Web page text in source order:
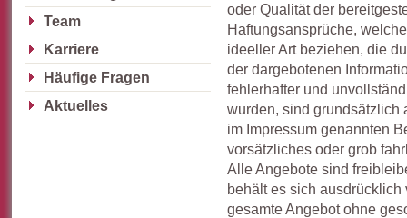
Team
Karriere
Häufige Fragen
Aktuelles
oder Qualität der
Haftungsansprüche,
ideeller Art beziehen, die
der dargebotenen
fehlerhafter und
wurden, sind grundsätzlich
im Impressum genannten
vorsätzliches oder grob
Alle Angebote sind
behält es sich ausdrücklich
gesamte Angebot ohne